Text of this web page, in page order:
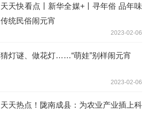
天天快看点丨新华全媒+丨寻年俗 品年味
传统民俗闹元宵
2023-02-06
猜灯谜、做花灯……“萌娃”别样闹元宵
2023-02-06
天天热点！陇南成县：为农业产业插上科